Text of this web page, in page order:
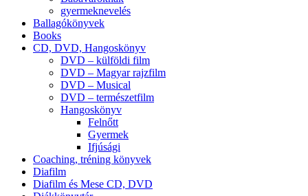
gyermeknevelés
Ballagókönyvek
Books
CD, DVD, Hangoskönyv
DVD – külföldi film
DVD – Magyar rajzfilm
DVD – Musical
DVD – természetfilm
Hangoskönyv
Felnőtt
Gyermek
Ifjúsági
Coaching, tréning könyvek
Diafilm
Diafilm és Mese CD, DVD